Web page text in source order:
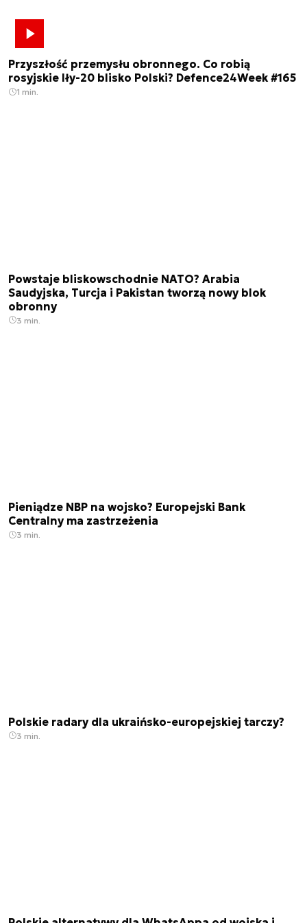
Przyszłość przemysłu obronnego. Co robią
rosyjskie Iły-20 blisko Polski? Defence24Week #165
1 min.
Powstaje bliskowschodnie NATO? Arabia
Saudyjska, Turcja i Pakistan tworzą nowy blok
obronny
3 min.
Pieniądze NBP na wojsko? Europejski Bank
Centralny ma zastrzeżenia
3 min.
Polskie radary dla ukraińsko-europejskiej tarczy?
3 min.